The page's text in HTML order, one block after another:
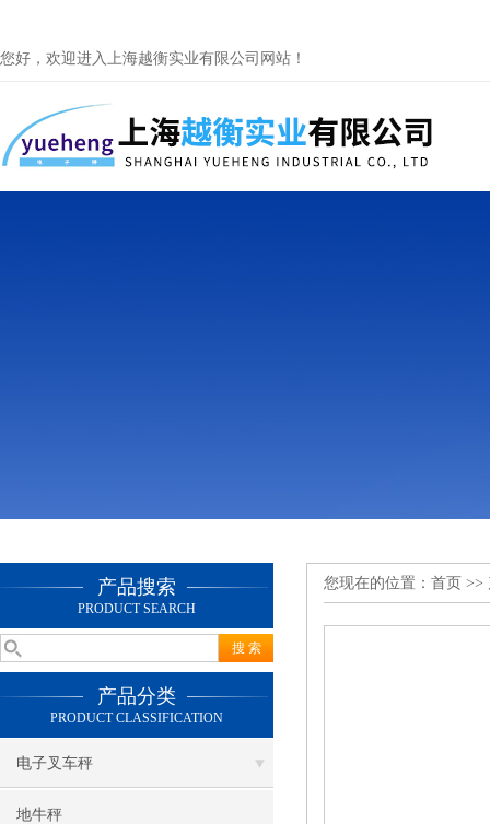
您好，欢迎进入上海越衡实业有限公司网站！
产品搜索
PRODUCT SEARCH
产品分类
PRODUCT CLASSIFICATION
电子叉车秤
地牛秤
您现在的位置： 首页 >>